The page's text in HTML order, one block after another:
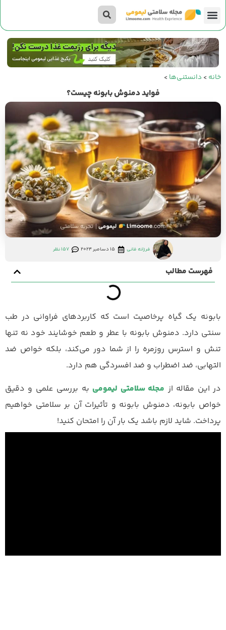
خانه> دانستنی‌ها>
فواید دمنوش بابونه چیست؟
فرزانه فانی 15 دسامبر 2024 157 نظر
فهرست مطالب
بابونه یک گیاه پرخاصیت است که کاربردهای فراوانی در طب
سنتی دارد. دمنوش بابونه با عطر و طعم خوشایند خود نه تنها
تنش و استرس روزمره را از شما دور می‌کند، بلکه خواص ضد
التهابی، ضد اضطراب و ضد افسردگی هم دارد.
در این مقاله از مجله سلامتی لیمومی به بررسی علمی و دقیق
خواص بابونه، دمنوش بابونه و تأثیرات آن بر سلامتی خواهیم
پرداخت. شاید لازم باشد یک بار آن را امتحان کنید!